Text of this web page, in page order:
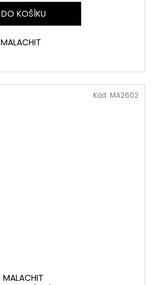
DO KOŠÍKU
MALACHIT
MALACHIT
Kód: MA2602